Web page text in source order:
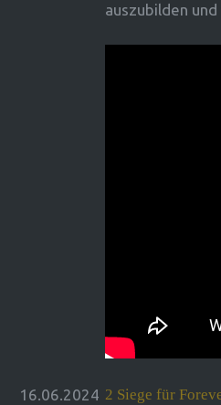
auszubilden
16.06.2024 2 Siege für